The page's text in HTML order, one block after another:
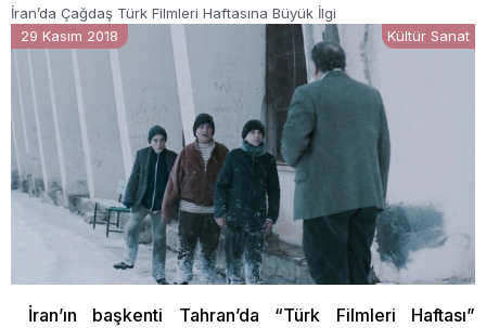
İran’da Çağdaş Türk Filmleri Haftasına Büyük İlgi
29 Kasım 2018
Kültür Sanat
İran’ın başkenti Tahran’da “Türk Filmleri Haftası”